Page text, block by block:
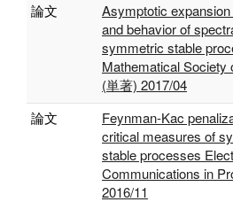
論文
Asymptotic
and behavior of
symmetric stable
Mathematical Society
(単著) 2017/04
論文
Feynman-Kac
critical measures of
stable processes
Communications in
2016/11